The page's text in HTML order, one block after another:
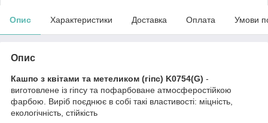
Опис Характеристики Доставка Оплата Умови
Опис
Кашпо з квітами та метеликом (гіпс) K0754(G) -
виготовлене із гіпсу та пофарбоване атмосферостійкою
фарбою. Виріб поєднює в собі такі властивості: міцність,
екологічність, стійкість